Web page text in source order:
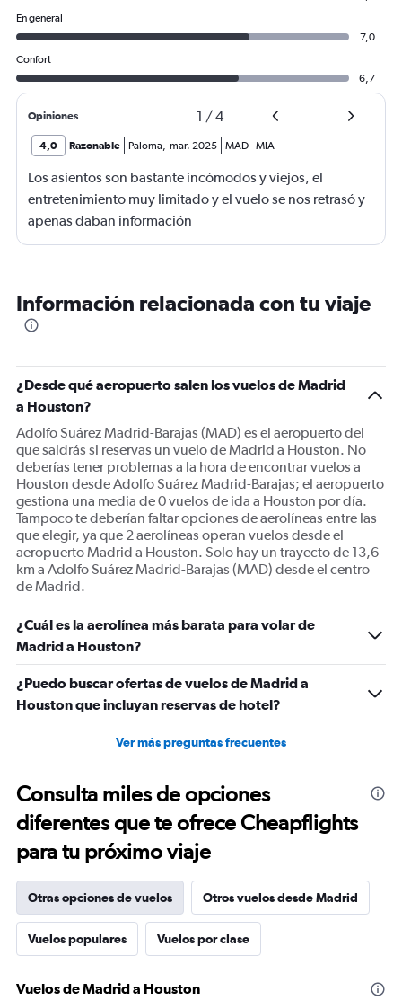
En general
7,0
Confort
6,7
Opiniones 1 /4
4,0 Razonable Paloma, mar. 2025 MAD-MIA
Los asientos son bastante incómodos y viejos, el
entretenimiento muy limitado y el vuelo se nos retrasó y
apenas daban información
Información relacionada con tu viaje
¿Desde qué aeropuerto salen los vuelos de Madrid
a Houston?
Adolfo Suárez Madrid-Barajas (MAD) es el aeropuerto del
que saldrás si reservas un vuelo de Madrid a Houston. No
deberías tener problemas a la hora de encontrar vuelos a
Houston desde Adolfo Suárez Madrid-Barajas; el aeropuerto
gestiona una media de 0 vuelos de ida a Houston por día.
Tampoco te deberían faltar opciones de aerolíneas entre las
que elegir, ya que 2 aerolíneas operan vuelos desde el
aeropuerto Madrid a Houston. Solo hay un trayecto de 13,6
km a Adolfo Suárez Madrid-Barajas (MAD) desde el centro
de Madrid.
¿Cuál es la aerolínea más barata para volar de
Madrid a Houston?
¿Puedo buscar ofertas de vuelos de Madrid a
Houston que incluyan reservas de hotel?
Ver más preguntas frecuentes
Consulta miles de opciones
diferentes que te ofrece Cheapflights
para tu próximo viaje
Otras opciones de vuelos Otros vuelos desde Madrid
Vuelos populares Vuelos por clase
Vuelos de Madrid a Houston